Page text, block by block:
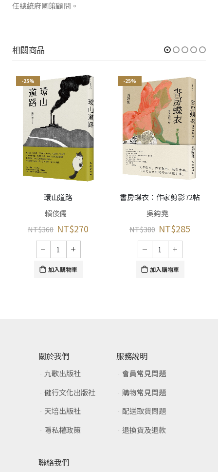
任總統府國策顧問。
相關商品
-25%
環山道路
賴俊儒
NT$360 NT$270
加入購物車
-25%
書房蝶衣：作家剪影72帖
吳鈞堯
NT$380 NT$285
加入購物車
關於我們
九歌出版社
健行文化出版社
天培出版社
隱私權政策
服務說明
會員常見問題
購物常見問題
配送取貨問題
退換貨及退款
聯絡我們